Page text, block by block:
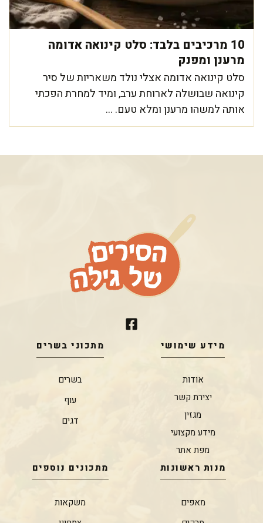
10 מרכיבים בלבד: סלט קינואה אדומה
מרענן ומפנק
סלט קינואה אדומה אצלי נולד משאריות של סיר
קינואה שבושלה לארוחת ערב, ומיד למחרת הפכתי
אותה למשהו מרענן ומלא טעם. ...
מידע שימושי
אודות
יצירת קשר
מגזין
מידע מקצועי
מפת אתר
מתכוני בשרים
בשרים
עוף
דגים
מנות ראשונות
מאפים
מתכונים נוספים
משקאות